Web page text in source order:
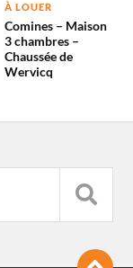
À LOUER
Comines – Maison
3 chambres –
Chaussée de
Wervicq